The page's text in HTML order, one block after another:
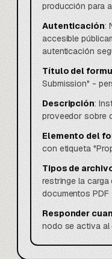
producción para
Autenticación:
accesible
autenticación
Título del
Submission" -
Descripción:
proveedor sobre
Elemento del
con etiqueta
Tipos de
restringe la carga
documentos PDF
Responder
nodo se activa al